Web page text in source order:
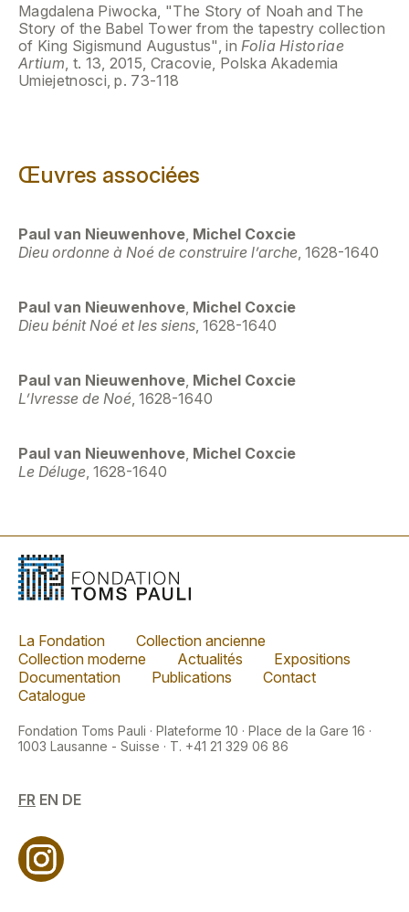
Magdalena Piwocka, "The Story of Noah and The
Story of the Babel Tower from the tapestry collection
of King Sigismund Augustus", in Folia Historiae
Artium , t. 13, 2015, Cracovie, Polska Akademia
Umiejetnosci, p. 73-118
Œuvres associées
Paul van Nieuwenhove Michel Coxcie
Dieu ordonne à Noé de construire l’arche , 1628-1640
Paul van Nieuwenhove Michel Coxcie
Dieu bénit Noé et les siens , 1628-1640
Paul van Nieuwenhove Michel Coxcie
L’Ivresse de Noé , 1628-1640
Paul van Nieuwenhove Michel Coxcie
Le Déluge , 1628-1640
La Fondation
Collection ancienne
Collection moderne
Actualités
Expositions
Documentation
Publications
Contact
Catalogue
Fondation Toms Pauli · Plateforme 10 · Place de la Gare 16 ·
1003 Lausanne - Suisse · T. +41 21 329 06 86
FR EN DE